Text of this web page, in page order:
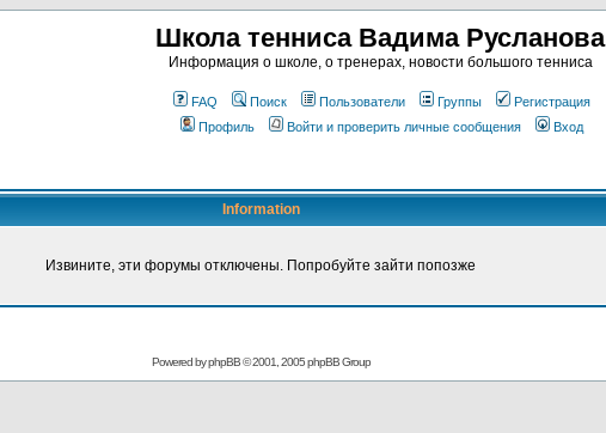
Школа тенниса Вадима Русланова
Информация о школе, о тренерах, новости большого тенниса
FAQ Поиск Пользователи Группы
Регистрация
Профиль
Войти и проверить личные сообщения Вход
Information
Извините, эти форумы отключены. Попробуйте зайти попозже
Powered byphpBB© 2001, 2005 phpBB Group